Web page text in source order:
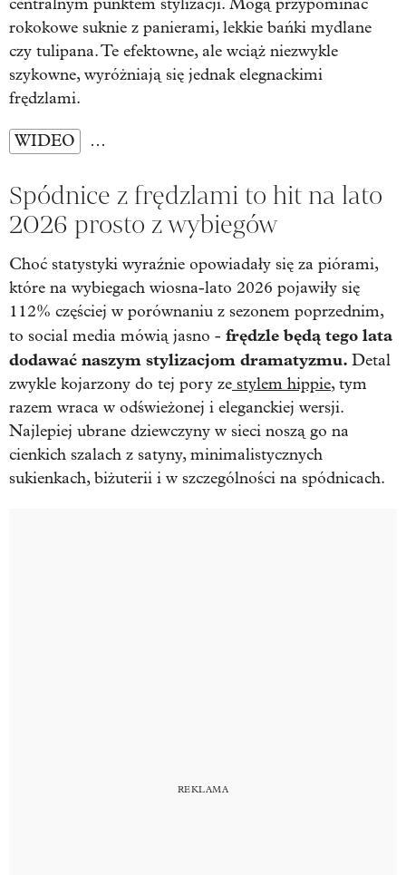
rokokowe suknie z panierami,lekkie bańki mydlane
czy tulipana. Te efektowne, ale wciąż niezwykle
szykowne, wyróżniają się jednak elegnackimi
frędzlami.
WIDEO …
Spódnice z frędzlami to hit na lato
2026 prosto z wybiegów
Choć statystyki wyraźnie opowiadały się za piórami,
które na wybiegach wiosna-lato 2026 pojawiły się
112% częściej w porównaniu z sezonem poprzednim,
to social media mówią jasno - frędzle będą tego lata
dodawać naszym stylizacjom dramatyzmu. Detal
zwykle kojarzony do tej pory ze stylem hippie, tym
razem wraca w odświeżonej i eleganckiej wersji.
Najlepiej ubrane dziewczyny w sieci noszą go na
cienkich szalach z satyny, minimalistycznych
sukienkach, biżuterii i w szczególności na spódnicach.